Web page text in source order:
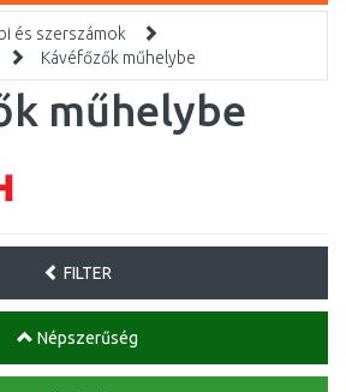
és szerszámok
Kávéfőzők műhelybe
műhelybe
FILTER
Népszerűség